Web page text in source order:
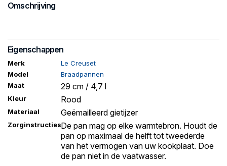
Omschrijving
Eigenschappen
Merk
Le Creuset
Model
Braadpannen
Maat
29 cm / 4,7 l
Kleur Rood
Materiaal Geëmailleerd gietijzer
ZorginstructiesDe pan mag op elke warmtebron. Houdt de
pan op maximaal de helft tot tweederde
van het vermogen van uw kookplaat. Doe
de pan niet in de vaatwasser.